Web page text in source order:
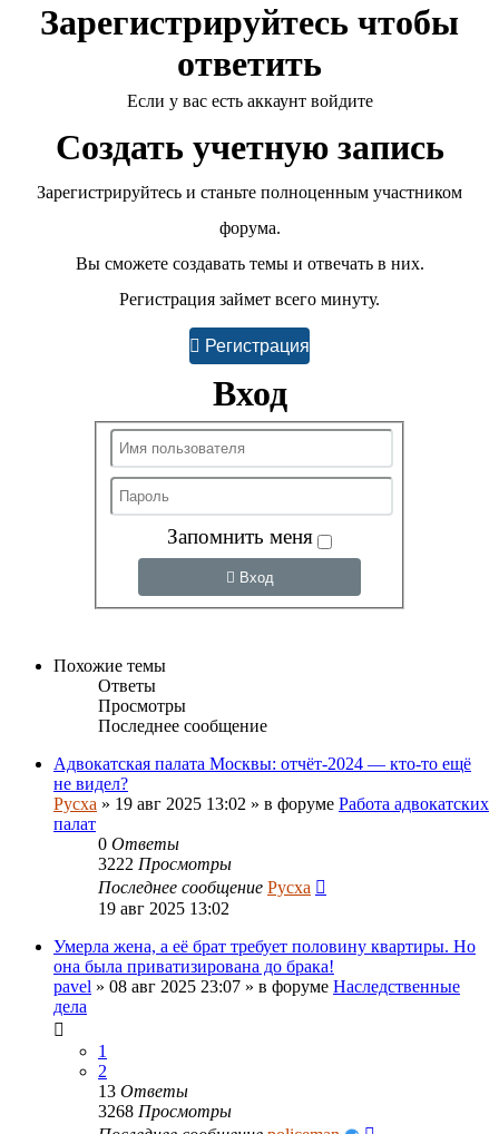
Зарегистрируйтесь чтобы
ответить
Если у вас есть аккаунт войдите
Создать учетную запись
Зарегистрируйтесь и станьте полноценным участником
форума.
Вы сможете создавать темы и отвечать в них.
Регистрация займет всего минуту.
Регистрация
Вход
Запомнить меня
Вход
Похожие темы
Ответы
Просмотры
Последнее сообщение
Адвокатская палата Москвы: отчёт-2024 — кто-то ещё
не видел?
Pycxa » 19 авг 2025 13:02 » в форуме Работа адвокатских
палат
0 Ответы
3222 Просмотры
Последнее сообщение Pycxa
19 авг 2025 13:02
Умерла жена, а её брат требует половину квартиры. Но
она была приватизирована до брака!
pavel » 08 авг 2025 23:07 » в форуме Наследственные
дела
1
2
13 Ответы
3268 Просмотры